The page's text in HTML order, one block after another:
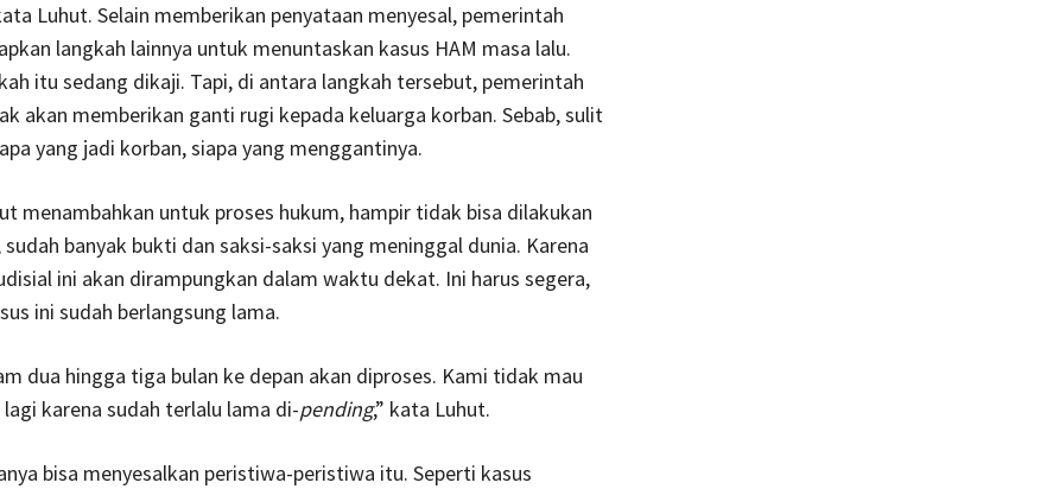
Luhut. Selain memberikan penyataan menyesal, pemerintah
langkah lainnya untuk menuntaskan kasus HAM masa lalu.
itu sedang dikaji. Tapi, di antara langkah tersebut, pemerintah
akan memberikan ganti rugi kepada keluarga korban. Sebab, sulit
yang jadi korban, siapa yang menggantinya.
menambahkan untuk proses hukum, hampir tidak bisa dilakukan
sudah banyak bukti dan saksi-saksi yang meninggal dunia. Karena
ini akan dirampungkan dalam waktu dekat. Ini harus segera,
ini sudah berlangsung lama.
dua hingga tiga bulan ke depan akan diproses. Kami tidak mau
karena sudah terlalu lama di-pending,” kata Luhut.
bisa menyesalkan peristiwa-peristiwa itu. Seperti kasus